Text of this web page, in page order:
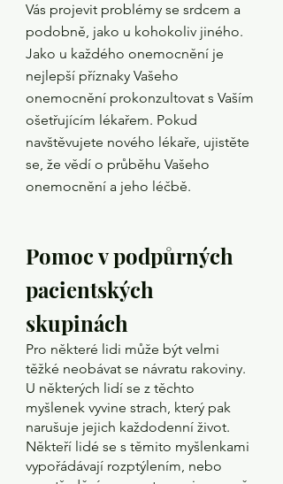
Vás projevit problémy se srdcem a
podobně, jako u kohokoliv jiného.
Jako u každého onemocnění je
nejlepší příznaky Vašeho
onemocnění prokonzultovat s Vaším
ošetřujícím lékařem. Pokud
navštěvujete nového lékaře, ujistěte
se, že vědí o průběhu Vašeho
onemocnění a jeho léčbě.
Pomoc v podpůrných
pacientských
skupinách
Pro některé lidi může být velmi
těžké neobávat se návratu rakoviny.
U některých lidí se z těchto
myšlenek vyvine strach, který pak
narušuje jejich každodenní život.
Někteří lidé se s těmito myšlenkami
vypořádávají rozptýlením, nebo